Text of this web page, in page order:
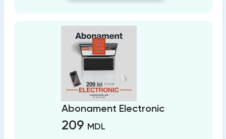
Abonament Electronic
209 MDL